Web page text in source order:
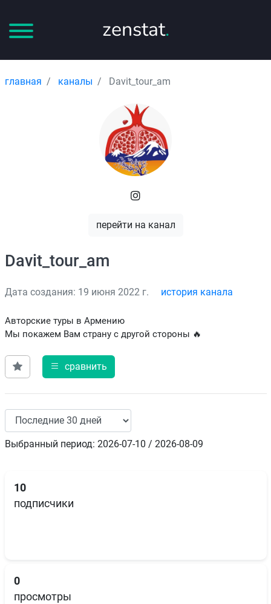
zenstat.
главная каналы Davit_tour_am
перейти на канал
Davit_tour_am
Дата создания: 19 июня 2022 г. история канала
Авторские туры в Армению
Мы покажем Вам страну с другой стороны 🔥
сравнить
Выбранный период: 2026-07-10 / 2026-08-09
10
подписчики
0
просмотры